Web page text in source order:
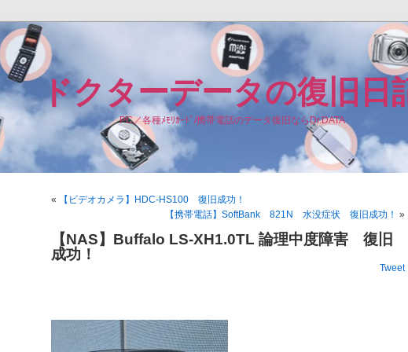
ドクターデータの復旧日
PC／各種ﾒﾓﾘｶｰﾄﾞ/携帯電話のデータ復旧ならDr.DATA
«
【ビデオカメラ】HDC-HS100 復旧成功！
【携帯電話】SoftBank 821N 水没症状 復旧成功！ »
【NAS】Buffalo LS-XH1.0TL 論理中度障害 復旧
成功！
Tweet